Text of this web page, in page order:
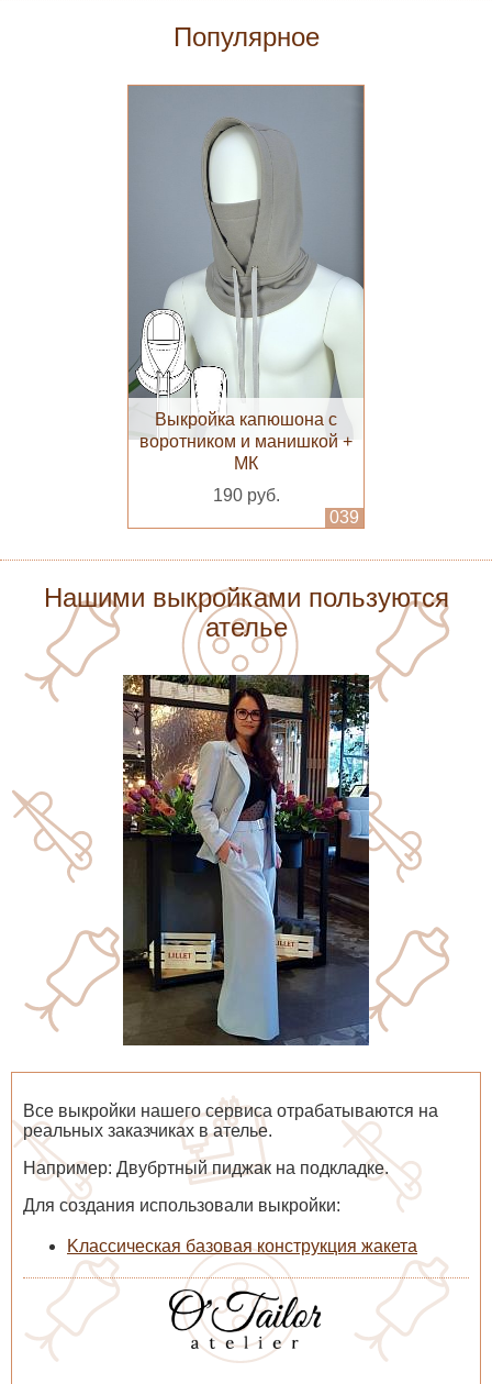
Популярное
039
Выкройка капюшона с
воротником и манишкой +
МК
190 руб.
Выкройка классических
брюк со складками для
мальчиков рост 80 -
164см + МК
280 руб.
Классическая базовая
конструкция
Нашими выкройками пользуются
ателье
Все выкройки нашего сервиса отрабатываются на
реальных заказчиках в ателье.
Например: Двубртный пиджак на подкладке.
Для создания использовали выкройки:
Kлассическая базовая конструкция жакета